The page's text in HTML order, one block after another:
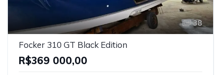
38
Focker 310 GT Black Edition
R$369 000,00